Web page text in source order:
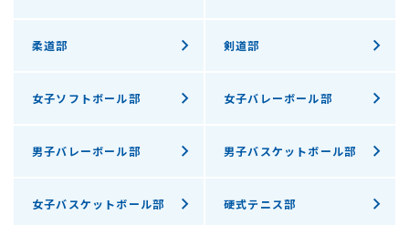
柔道部 剣道部
女子ソフトボール部 女子バレーボール部
男子バレーボール部 男子バスケットボール部
女子バスケットボール部 硬式テニス部